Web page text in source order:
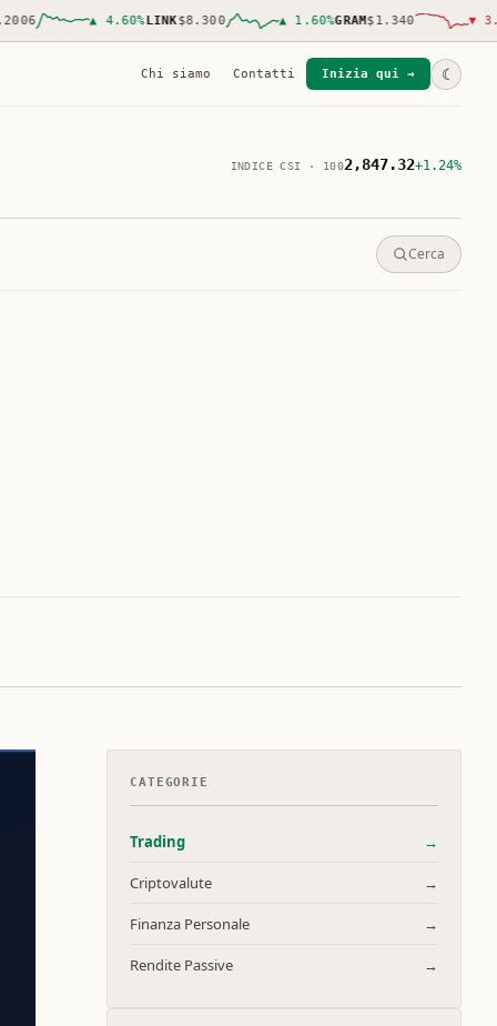
▲ 4.60%LINK$8.300 ▲ 1.60%GRAM$1.340 ▼ 3.20%
Chi siamo Contatti Inizia qui → ☾
INDICE CSI · 1002,847.32+1.24%
Cerca
CATEGORIE
Trading →
Criptovalute →
Finanza Personale →
Rendite Passive →